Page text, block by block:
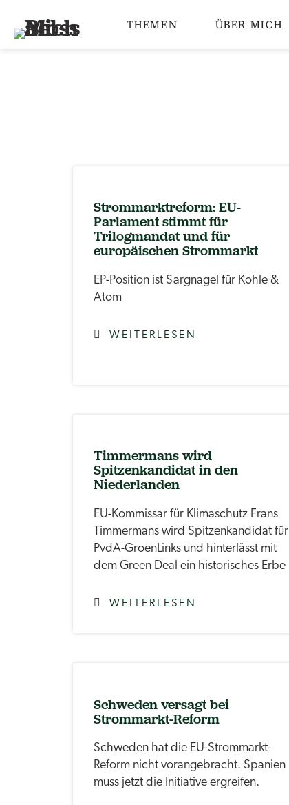
THEMEN ÜBER MICH
Strommarktreform: EU-
Parlament stimmt für
Trilogmandat und für
europäischen Strommarkt
EP-Position ist Sargnagel für Kohle &
Atom
WEITERLESEN
Timmermans wird
Spitzenkandidat in den
Niederlanden
EU-Kommissar für Klimaschutz Frans
Timmermans wird Spitzenkandidat für
PvdA-GroenLinks und hinterlässt mit
dem Green Deal ein historisches Erbe
WEITERLESEN
Schweden versagt bei
Strommarkt-Reform
Schweden hat die EU-Strommarkt-
Reform nicht vorangebracht. Spanien
muss jetzt die Initiative ergreifen.